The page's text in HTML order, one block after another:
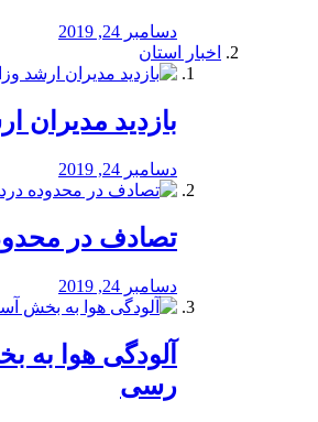
دسامبر 24, 2019
اخبار استان
بازدید مدیران
دسامبر 24, 2019
تصادف در
دسامبر 24, 2019
آلودگی هوا به
رسی